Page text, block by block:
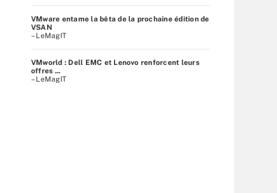
VMware entame la bêta de la prochaine édition de
VSAN
– LeMagIT
VMworld : Dell EMC et Lenovo renforcent leurs
offres ...
– LeMagIT